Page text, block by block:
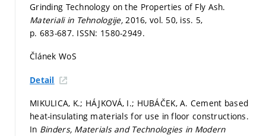
Grinding Technology on the Properties of Fly Ash.
Materiali in Tehnologije, 2016, vol. 50, iss. 5,
p. 683-687. ISSN: 1580-2949.
Článek WoS
Detail
MIKULICA, K.; HÁJKOVÁ, I.; HUBÁČEK, A. Cement based
heat-insulating materials for use in floor constructions.
In Binders, Materials and Technologies in Modern